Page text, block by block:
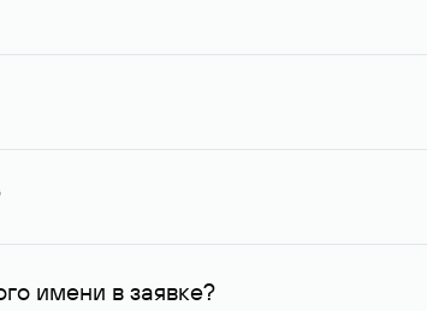
и у других регистраторов. Для доменов,
данные, доступные Руцентру.
имени в заявке?